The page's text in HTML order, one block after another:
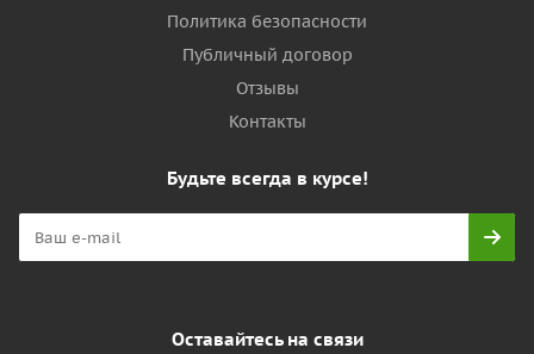
Политика безопасности
Публичный договор
Отзывы
Контакты
Будьте всегда в курсе!
Оставайтесь на связи